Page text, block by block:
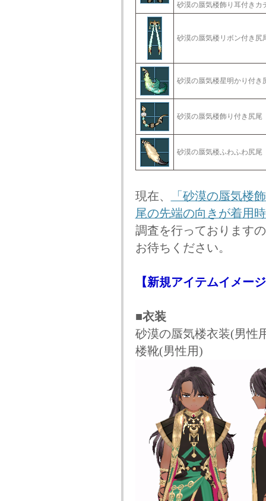
砂漠の蜃気楼飾り耳付き
砂漠の蜃気楼リボン付き
砂漠の蜃気楼星明かり付
砂漠の蜃気楼飾り付き尻
砂漠の蜃気楼ふわふわ尻
現在、
「砂漠の蜃気楼
尾の先端の向きが着用
調査を行っております
お待ちください。
【新規アイテムイメー
■衣装
砂漠の蜃気楼衣装(男性
楼靴(男性用)